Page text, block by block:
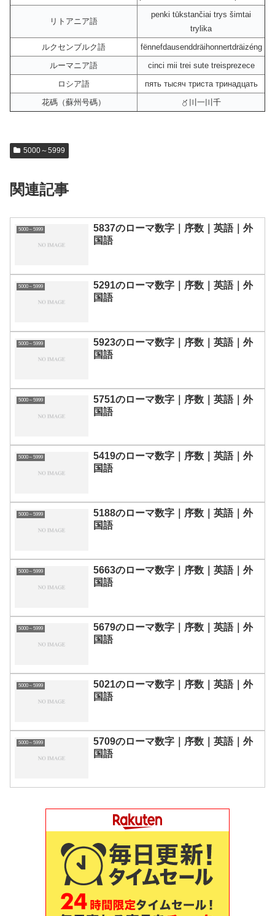
リトアニア語
penki tūkstančiai trys šimtai
trylika
ルクセンブルク語
fënnefdausenddräihonnertdräizéng
ルーマニア語
cinci mii trei sute treisprezece
ロシア語
пять тысяч триста тринадцать
花碼（蘇州号碼）
〥〣一〣千
5000～5999
関連記事
5000～5999
5837のローマ数字｜序数｜英語｜外
国語
5000～5999
5291のローマ数字｜序数｜英語｜外
国語
5000～5999
5923のローマ数字｜序数｜英語｜外
国語
5000～5999
5751のローマ数字｜序数｜英語｜外
国語
5000～5999
5419のローマ数字｜序数｜英語｜外
国語
5000～5999
5188のローマ数字｜序数｜英語｜外
国語
5000～5999
5663のローマ数字｜序数｜英語｜外
国語
5000～5999
5679のローマ数字｜序数｜英語｜外
国語
5000～5999
5021のローマ数字｜序数｜英語｜外
国語
5000～5999
5709のローマ数字｜序数｜英語｜外
国語